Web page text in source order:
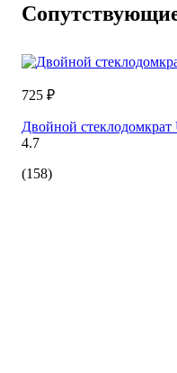
725 ₽
Двойной стеклодомкрат
4.7
(158)